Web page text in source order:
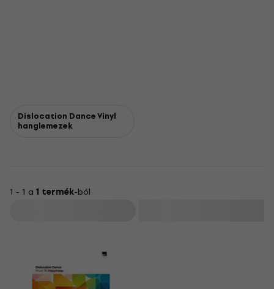
Dislocation Dance Vinyl
hanglemezek
1 - 1 a 1 termék-ból